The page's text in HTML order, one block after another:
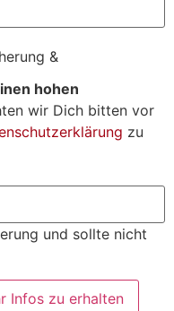
&
hohen
wir Dich bitten vor
zu
und sollte nicht